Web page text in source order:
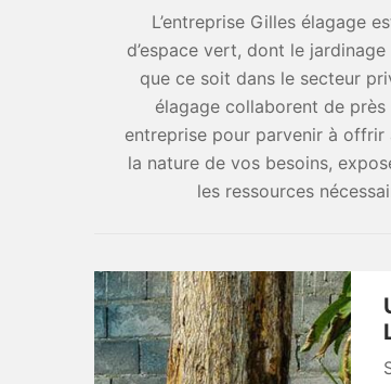
L’entreprise Gilles élagage
d’espace vert, dont le
que ce soit dans le secteur
élagage collaborent de
entreprise pour parvenir à offrir
la nature de vos besoins,
les ressources